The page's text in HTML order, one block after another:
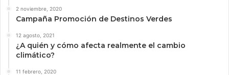
2 noviembre, 2020
Campaña Promoción de Destinos Verdes
12 agosto, 2021
¿A quién y cómo afecta realmente el cambio
climático?
11 febrero, 2020